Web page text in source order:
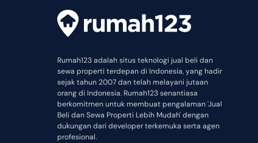
Rumah123 adalah situs teknologi jual beli dan
sewa properti terdepan di Indonesia, yang hadir
sejak tahun 2007 dan telah melayani jutaan
orang di Indonesia. Rumah123 senantiasa
berkomitmen untuk membuat pengalaman 'Jual
Beli dan Sewa Properti Lebih Mudah' dengan
dukungan dari developer terkemuka serta agen
profesional.